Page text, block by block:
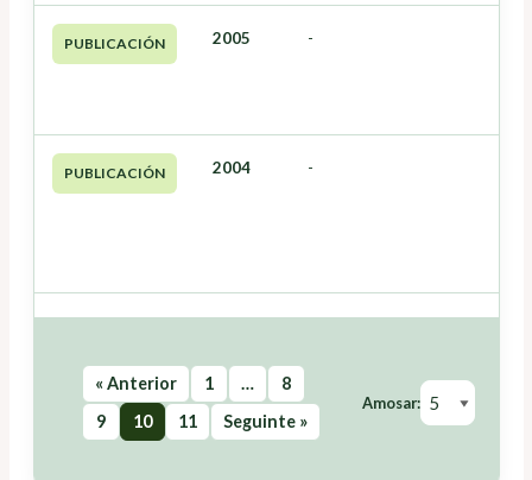
PUBLICACIÓN 2005 -
PUBLICACIÓN 2004 -
« Anterior 1 …
8
9
10 11 Seguinte »
Amosar: